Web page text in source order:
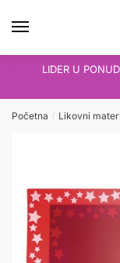
LIDER U
Početna / Likovni